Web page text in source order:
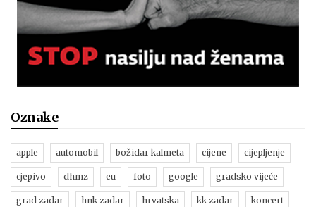
Oznake
apple automobil božidar kalmeta cijene cijepljenje
cjepivo dhmz eu foto google gradsko vijeće
grad zadar hnk zadar hrvatska kk zadar koncert